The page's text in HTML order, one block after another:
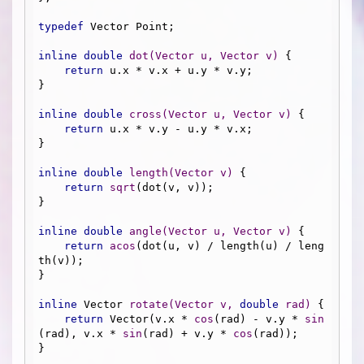
typedef Vector Point;
inline double dot (Vector u, Vector v)
{
return u.x * v.x + u.y * v.y;
}
inline double cross (Vector u, Vector v)
{
return u.x * v.y - u.y * v.x;
}
inline double length (Vector v)
{
return
sqrt (dot(v, v));
}
inline double angle (Vector u, Vector v)
{
return
acos (dot(u, v) / length(u) / leng
th(v));
}
inline Vector rotate (Vector v, double rad)
{
return Vector(v.x * cos (rad) - v.y * sin
(rad), v.x * sin (rad) + v.y * cos (rad));
}